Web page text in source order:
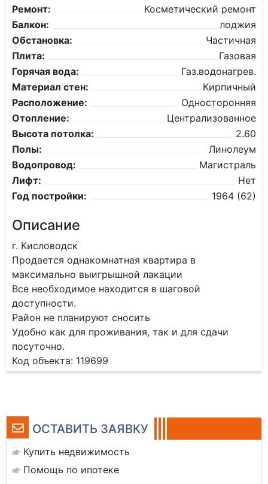
ОСТАВИТЬ ЗАЯВКУ
Купить недвижимость
Помощь по ипотеке
Ремонт:
Косметический ремонт
Балкон:
лоджия
Обстановка:
Частичная
Плита:
Газовая
Горячая вода:
Газ.водонагрев.
Материал стен:
Кирпичный
Расположение:
Односторонняя
Отопление:
Централизованное
Высота потолка:
2.60
Полы:
Линолеум
Водопровод:
Магистраль
Лифт:
Нет
Год постройки:
1964 (62)
Описание
г. Кисловодск
Продается однакомнатная квартира в
максимально выигрышной лакации
Все необходимое находится в шаговой
доступности.
Район не планируют сносить
Удобно как для проживания, так и для сдачи
посуточно.
Код объекта: 119699